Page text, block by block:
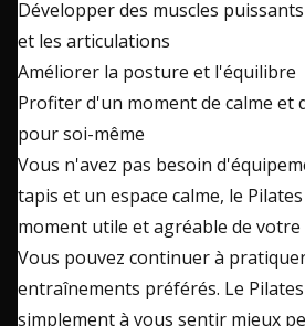
Développer des muscles
et les articulations
Améliorer la posture et l'équilibre
Profiter d'un moment de calme et
pour soi-même
Vous n'avez pas besoin
tapis et un espace calme, le
moment utile et agréable de votre
Vous pouvez continuer à
entraînements préférés. Le
simplement à vous sentir mieux